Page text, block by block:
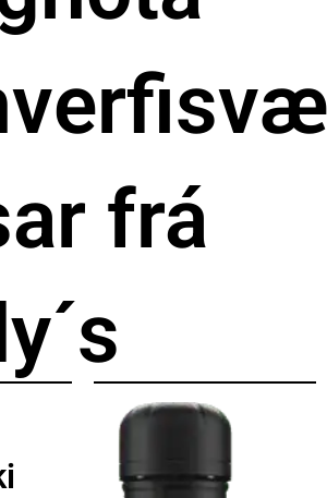
frá